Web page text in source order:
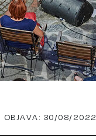
OBJAVA: 30/08/2022